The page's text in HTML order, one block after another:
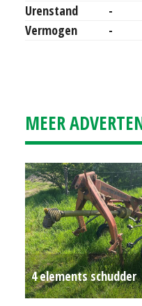
Urenstand
-
Vermogen
-
MEER
4 elements schudder